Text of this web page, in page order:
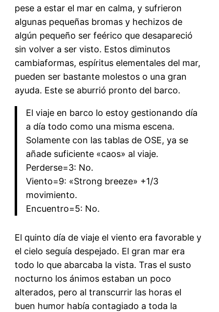
pese a estar el mar en calma, y sufrieron
algunas pequeñas bromas y hechizos de
algún pequeño ser feérico que desapareció
sin volver a ser visto. Estos diminutos
cambiaformas, espíritus elementales del mar,
pueden ser bastante molestos o una gran
ayuda. Este se aburrió pronto del barco.
El viaje en barco lo estoy gestionando día
a día todo como una misma escena.
Solamente con las tablas de OSE, ya se
añade suficiente «caos» al viaje.
Perderse=3: No.
Viento=9: «Strong breeze» +1/3
movimiento.
Encuentro=5: No.
El quinto día de viaje el viento era favorable y
el cielo seguía despejado. El gran mar era
todo lo que abarcaba la vista. Tras el susto
nocturno los ánimos estaban un poco
alterados, pero al transcurrir las horas el
buen humor había contagiado a toda la